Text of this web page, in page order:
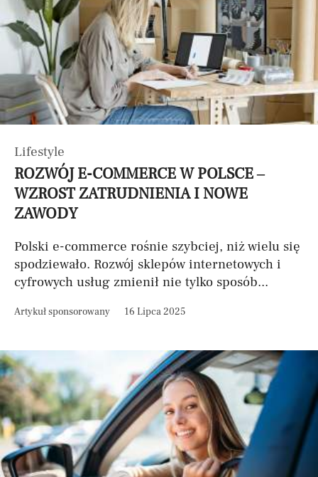
Lifestyle
ROZWÓJ E-COMMERCE W POLSCE –
WZROST ZATRUDNIENIA I NOWE
ZAWODY
Polski e-commerce rośnie szybciej, niż wielu się
spodziewało. Rozwój sklepów internetowych i
cyfrowych usług zmienił nie tylko sposób...
Artykuł sponsorowany 16 Lipca 2025